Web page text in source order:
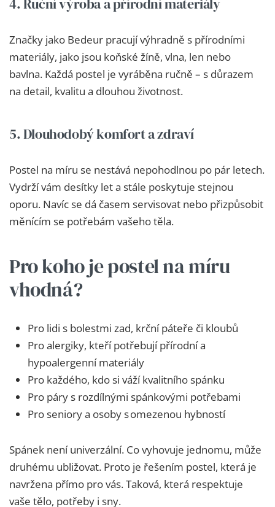
Značky jako Bedeur pracují výhradně s přírodními
materiály, jako jsou koňské žíně, vlna, len nebo
bavlna. Každá postel je vyráběna ručně – s důrazem
na detail, kvalitu a dlouhou životnost.
5. Dlouhodobý komfort a zdraví
Postel na míru se nestává nepohodlnou po pár letech.
Vydrží vám desítky let a stále poskytuje stejnou
oporu. Navíc se dá časem servisovat nebo přizpůsobit
měnícím se potřebám vašeho těla.
Pro koho je postel na míru
vhodná?
Pro lidi s bolestmi zad, krční páteře či kloubů
Pro alergiky, kteří potřebují přírodní a
hypoalergenní materiály
Pro každého, kdo si váží kvalitního spánku
Pro páry s rozdílnými spánkovými potřebami
Pro seniory a osoby s omezenou hybností
Spánek není univerzální. Co vyhovuje jednomu, může
druhému ubližovat. Proto je řešením postel, která je
navržena přímo pro vás. Taková, která respektuje
vaše tělo, potřeby i sny.